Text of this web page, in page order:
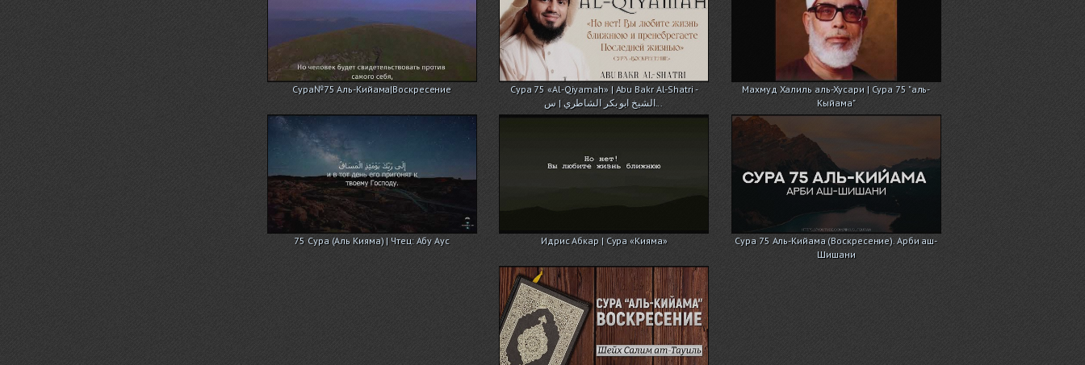
Сура№75 Аль-Кийама|Воскресение
Сура 75 «Аl-Qiyamah» | Abu Bakr Al-Shatri -
الشيخ ابو بكر الشاطري | س...
Махмуд Халиль аль-Хусари | Сура 75 "аль-
Кыйама"
75 Сура (Аль Кияма) | Чтец: Абу Аус Идрис Абкар | Сура «Кияма»
Сура 75 Аль-Кийама (Воскресение). Арби аш-
Шишани